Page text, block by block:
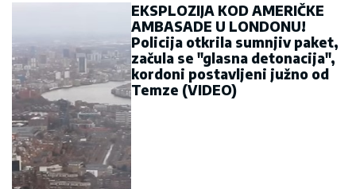
EKSPLOZIJA KOD AMERIČKE
AMBASADE U LONDONU!
Policija otkrila sumnjiv paket,
začula se "glasna detonacija",
kordoni postavljeni južno od
Temze (VIDEO)